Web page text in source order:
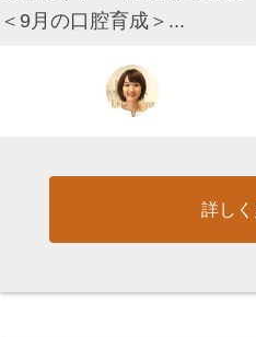
＜9月の口腔育成＞...
詳しく